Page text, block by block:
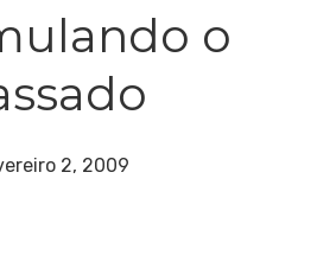
o
2, 2009